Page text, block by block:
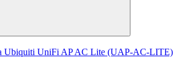
Ubiquiti UniFi AP AC Lite (UAP-AC-LITE)